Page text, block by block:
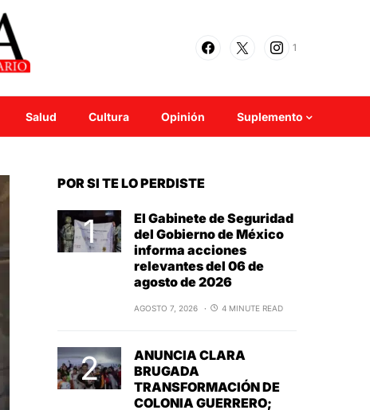
1
Salud Cultura Opinión Suplemento
POR SI TE LO PERDISTE
El Gabinete de Seguridad
del Gobierno de México
informa acciones
relevantes del 06 de
agosto de 2026
AGOSTO 7, 2026 4 MINUTE READ
ANUNCIA CLARA
BRUGADA
TRANSFORMACIÓN DE
COLONIA GUERRERO;